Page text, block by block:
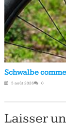
Schwalbe
5 août 2026 0
Laisser